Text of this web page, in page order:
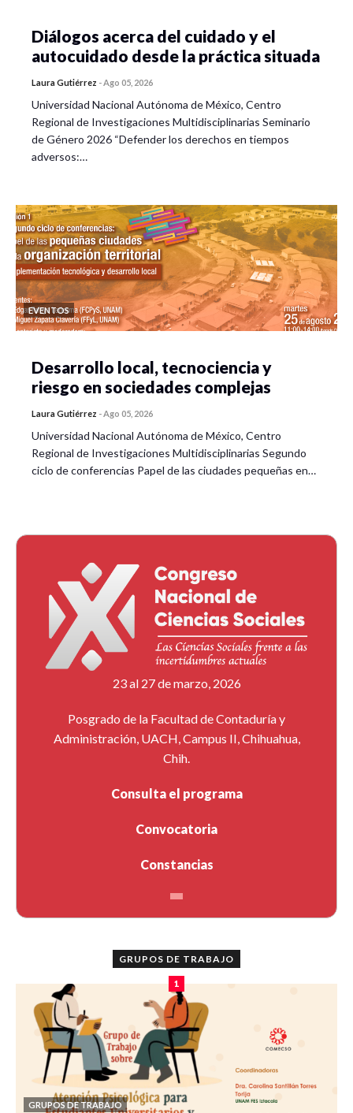
Diálogos acerca del cuidado y el
autocuidado desde la práctica situada
Laura Gutiérrez -Ago 05, 2026
Universidad Nacional Autónoma de México, Centro
Regional de Investigaciones Multidisciplinarias Seminario
de Género 2026 “Defender los derechos en tiempos
adversos:…
EVENTOS
Desarrollo local, tecnociencia y
riesgo en sociedades complejas
Laura Gutiérrez -Ago 05, 2026
Universidad Nacional Autónoma de México, Centro
Regional de Investigaciones Multidisciplinarias Segundo
ciclo de conferencias Papel de las ciudades pequeñas en…
23 al 27 de marzo, 2026
Posgrado de la Facultad de Contaduría y
Administración, UACH, Campus II, Chihuahua,
Chih.
Consulta el programa
Convocatoria
Constancias
GRUPOS DE TRABAJO
1
GRUPOS DE TRABAJO